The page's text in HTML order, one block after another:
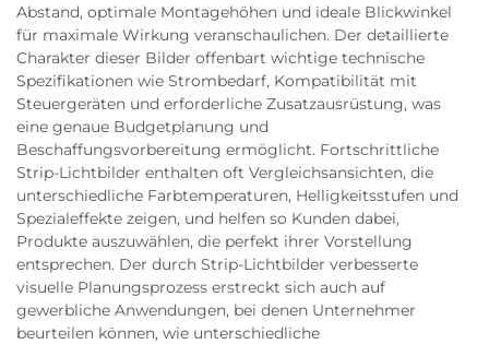
Abstand, optimale Montagehöhen und ideale Blickwinkel
für maximale Wirkung veranschaulichen. Der detaillierte
Charakter dieser Bilder offenbart wichtige technische
Spezifikationen wie Strombedarf, Kompatibilität mit
Steuergeräten und erforderliche Zusatzausrüstung, was
eine genaue Budgetplanung und
Beschaffungsvorbereitung ermöglicht. Fortschrittliche
Strip-Lichtbilder enthalten oft Vergleichsansichten, die
unterschiedliche Farbtemperaturen, Helligkeitsstufen und
Spezialeffekte zeigen, und helfen so Kunden dabei,
Produkte auszuwählen, die perfekt ihrer Vorstellung
entsprechen. Der durch Strip-Lichtbilder verbesserte
visuelle Planungsprozess erstreckt sich auch auf
gewerbliche Anwendungen, bei denen Unternehmer
beurteilen können, wie unterschiedliche